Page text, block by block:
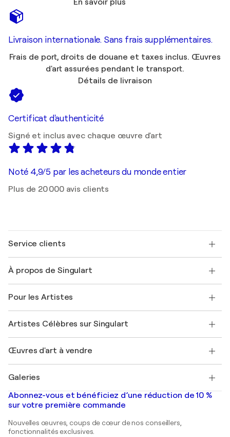
En savoir plus
Livraison internationale. Sans frais supplémentaires.
Frais de port, droits de douane et taxes inclus. Œuvres
d'art assurées pendant le transport.
Détails de livraison
Certificat d'authenticité
Signé et inclus avec chaque œuvre d'art
Noté 4,9/5 par les acheteurs du monde entier
Plus de 20 000 avis clients
Service clients
Expédition
Offrir une carte cadeau
Rejoignez notre programme commercial
Mon compte
+33 1 76 44 06 42
À propos de Singulart
FAQ
Magazine Singulart
Emplois
Découvrez une sélection d'art original
Pour les Artistes
Se connecter en tant qu'Artiste
Artistes Célèbres sur Singulart
Marc Chagall
Banksy
Mr. Brainwash
Shepard Fairey
Œuvres d'art à vendre
Tableaux abstraits à vendre
Peintures de paysage
Estampes
Peintures acryliques
Galeries
Galeries d'art en France
Galeries d'art en Belgique
Abonnez-vous et bénéficiez d’une réduction de 10 %
sur votre première commande
Nouvelles œuvres, coups de cœur de nos conseillers,
fonctionnalités exclusives.